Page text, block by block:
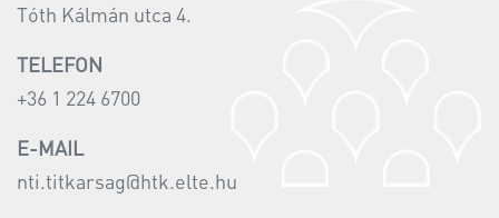
Tóth Kálmán utca 4.
TELEFON
+36 1 224 6700
E-MAIL
nti.titkarsag@htk.elte.hu